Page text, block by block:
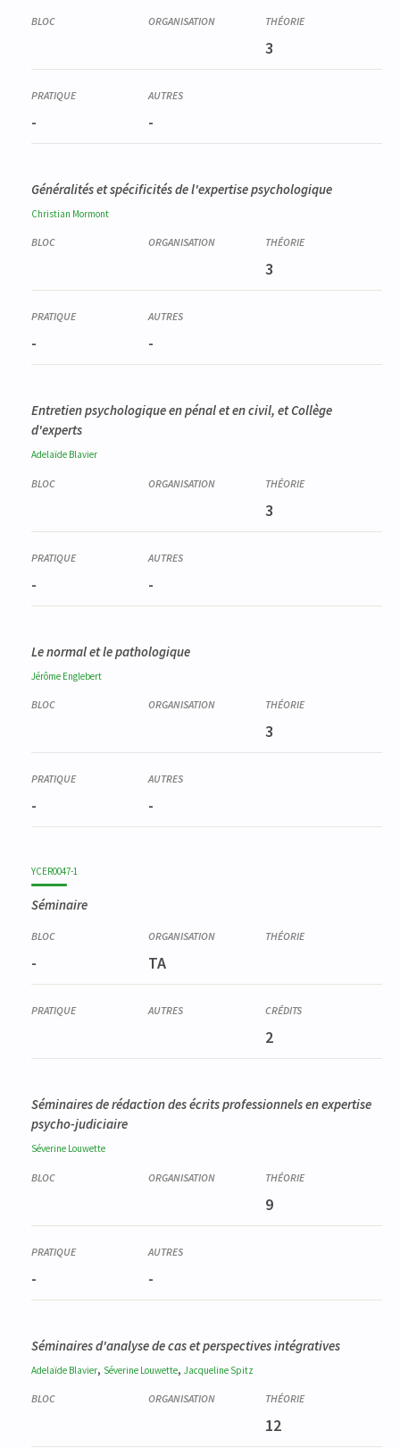
3
- -
Généralités et spécificités de l'expertise psychologique
Christian Mormont
3
- -
Entretien psychologique en pénal et en civil, et Collège
d'experts
Adelaïde Blavier
3
- -
Le normal et le pathologique
Jérôme Englebert
3
- -
YCER0047-1
Séminaire
- TA
2
Séminaires de rédaction des écrits professionnels en expertise
psycho-judiciaire
Séverine Louwette
9
- -
Séminaires d'analyse de cas et perspectives intégratives
Adelaïde Blavier, Séverine Louwette, Jacqueline Spitz
12